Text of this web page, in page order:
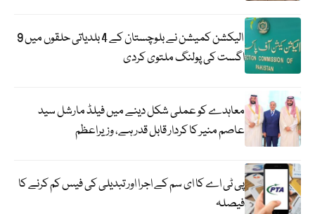
الیکشن کمیشن نے بلوچستان کے 4 بلدیاتی حلقوں میں 9
اگست کی پولنگ ملتوی کردی
معاہدے کو عملی شکل دینے میں فیلڈ مارشل سید
عاصم منیر کا کردار قابل قدر ہے، وزیراعظم
پی ٹی اے کا ای سم کے اجرا اور تبدیلی کی فیس کم کرنے کا
فیصلہ